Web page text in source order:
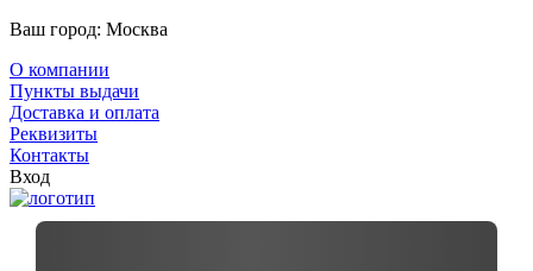
Ваш город: Москва
О компании
Пункты выдачи
Доставка и оплата
Реквизиты
Контакты
Вход